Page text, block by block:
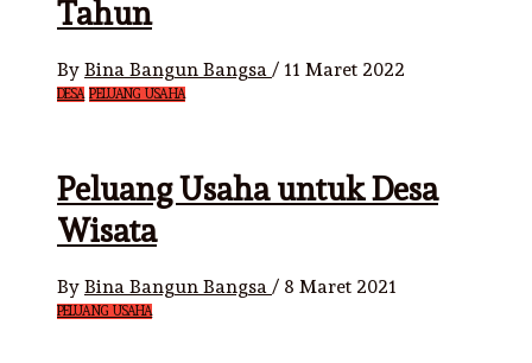
Tahun
By Bina Bangun Bangsa / 11 Maret 2022
DESA PELUANG USAHA
Peluang Usaha untuk Desa
Wisata
By Bina Bangun Bangsa / 8 Maret 2021
PELUANG USAHA